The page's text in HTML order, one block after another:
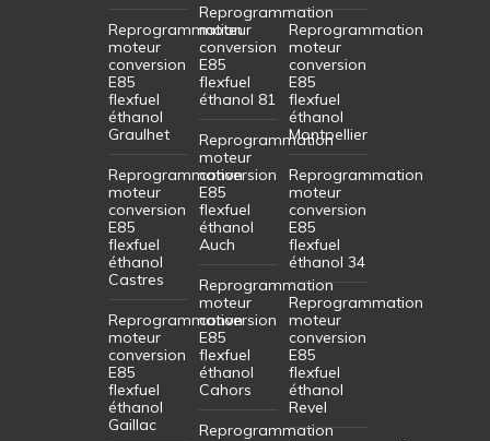
Reprogrammation
moteur
conversion
E85
flexfuel
éthanol
Graulhet
Reprogrammation
moteur
conversion
E85
flexfuel
éthanol
Castres
Reprogrammation
moteur
conversion
E85
flexfuel
éthanol
Gaillac
Reprogrammation
moteur
conversion
E85
flexfuel
éthanol 81
Reprogrammation
moteur
conversion
E85
flexfuel
éthanol
Auch
Reprogrammation
moteur
conversion
E85
flexfuel
éthanol
Cahors
Reprogrammation
Reprogrammation
moteur
conversion
E85
flexfuel
éthanol
Montpellier
Reprogrammation
moteur
conversion
E85
flexfuel
éthanol 34
Reprogrammation
moteur
conversion
E85
flexfuel
éthanol
Revel